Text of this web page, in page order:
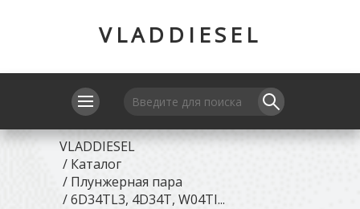
VLADDIESEL
VLADDIESEL
/ Каталог
/ Плунжерная пара
/6D34TL3, 4D34T, W04TI...